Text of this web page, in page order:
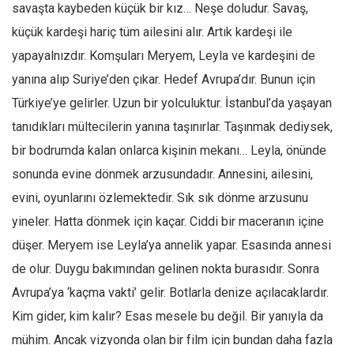
savaşta kaybeden küçük bir kız… Neşe doludur. Savaş,
küçük kardeşi hariç tüm ailesini alır. Artık kardeşi ile
yapayalnızdır. Komşuları Meryem, Leyla ve kardeşini de
yanına alıp Suriye’den çıkar. Hedef Avrupa’dır. Bunun için
Türkiye’ye gelirler. Uzun bir yolculuktur. İstanbul’da yaşayan
tanıdıkları mültecilerin yanına taşınırlar. Taşınmak dediysek,
bir bodrumda kalan onlarca kişinin mekanı… Leyla, önünde
sonunda evine dönmek arzusundadır. Annesini, ailesini,
evini, oyunlarını özlemektedir. Sık sık dönme arzusunu
yineler. Hatta dönmek için kaçar. Ciddi bir maceranın içine
düşer. Meryem ise Leyla’ya annelik yapar. Esasında annesi
de olur. Duygu bakımından gelinen nokta burasıdır. Sonra
Avrupa’ya ‘kaçma vakti’ gelir. Botlarla denize açılacaklardır.
Kim gider, kim kalır? Esas mesele bu değil. Bir yanıyla da
mühim. Ancak vizyonda olan bir film için bundan daha fazla